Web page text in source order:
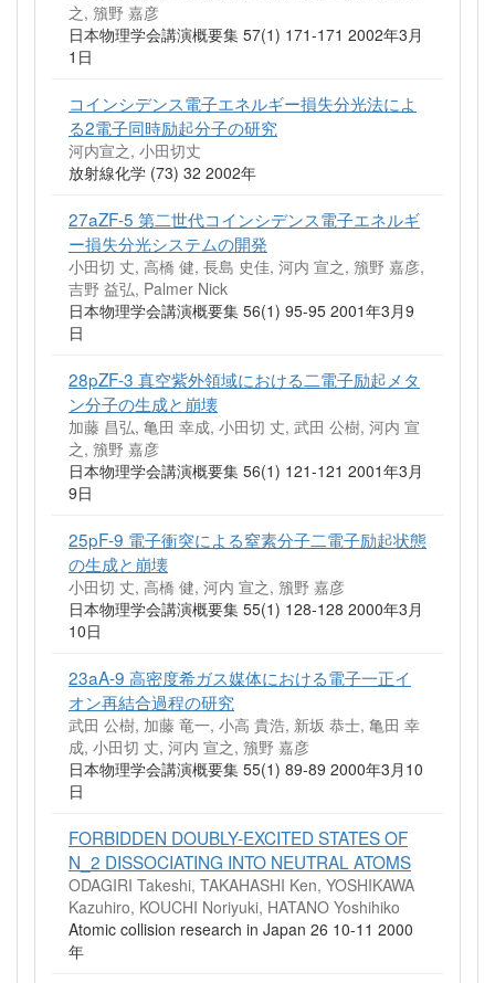
之, 籏野 嘉彦
日本物理学会講演概要集 57(1) 171-171 2002年3月
1日
コインシデンス電子エネルギー損失分光法によ
る2電子同時励起分子の研究
河内宣之, 小田切丈
放射線化学 (73) 32 2002年
27aZF-5 第二世代コインシデンス電子エネルギ
ー損失分光システムの開発
小田切 丈, 高橋 健, 長島 史佳, 河内 宣之, 籏野 嘉彦,
吉野 益弘, Palmer Nick
日本物理学会講演概要集 56(1) 95-95 2001年3月9
日
28pZF-3 真空紫外領域における二電子励起メタ
ン分子の生成と崩壊
加藤 昌弘, 亀田 幸成, 小田切 丈, 武田 公樹, 河内 宣
之, 籏野 嘉彦
日本物理学会講演概要集 56(1) 121-121 2001年3月
9日
25pF-9 電子衝突による窒素分子二電子励起状態
の生成と崩壊
小田切 丈, 高橋 健, 河内 宣之, 籏野 嘉彦
日本物理学会講演概要集 55(1) 128-128 2000年3月
10日
23aA-9 高密度希ガス媒体における電子一正イ
オン再結合過程の研究
武田 公樹, 加藤 竜一, 小高 貴浩, 新坂 恭士, 亀田 幸
成, 小田切 丈, 河内 宣之, 籏野 嘉彦
日本物理学会講演概要集 55(1) 89-89 2000年3月10
日
FORBIDDEN DOUBLY-EXCITED STATES OF
N_2 DISSOCIATING INTO NEUTRAL ATOMS
ODAGIRI Takeshi, TAKAHASHI Ken, YOSHIKAWA
Kazuhiro, KOUCHI Noriyuki, HATANO Yoshihiko
Atomic collision research in Japan 26 10-11 2000
年